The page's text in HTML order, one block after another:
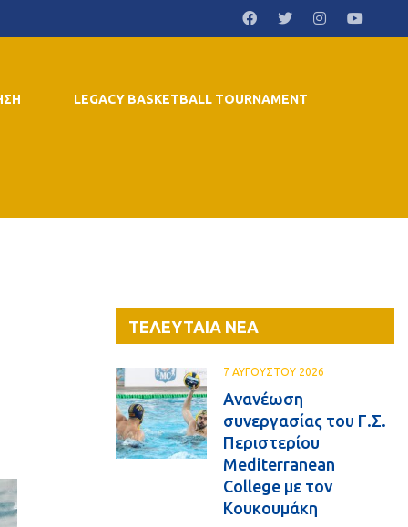
LEGACY BASKETBALL TOURNAMENT
ΤΕΛΕΥΤΑΙΑ ΝΕΑ
7 ΑΥΓΟΥΣΤΟΥ 2026
Ανανέωση
συνεργασίας του Γ.Σ.
Περιστερίου
Mediterranean
College με τον
Κουκουμάκη